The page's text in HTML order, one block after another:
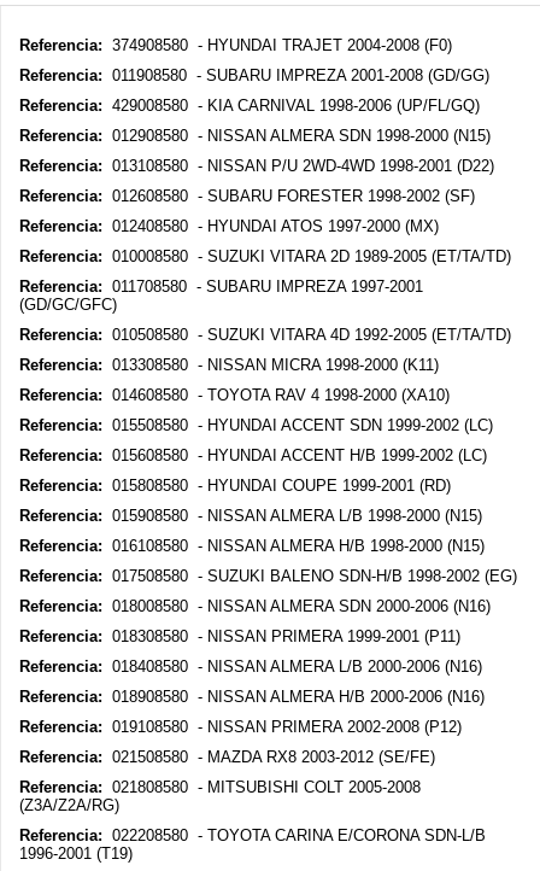
Referencia: 374908580 - HYUNDAI TRAJET 2004-2008 (F0)
Referencia: 011908580 - SUBARU IMPREZA 2001-2008 (GD/GG)
Referencia: 429008580 - KIA CARNIVAL 1998-2006 (UP/FL/GQ)
Referencia: 012908580 - NISSAN ALMERA SDN 1998-2000 (N15)
Referencia: 013108580 - NISSAN P/U 2WD-4WD 1998-2001 (D22)
Referencia: 012608580 - SUBARU FORESTER 1998-2002 (SF)
Referencia: 012408580 - HYUNDAI ATOS 1997-2000 (MX)
Referencia: 010008580 - SUZUKI VITARA 2D 1989-2005 (ET/TA/TD)
Referencia: 011708580 - SUBARU IMPREZA 1997-2001
(GD/GC/GFC)
Referencia: 010508580 - SUZUKI VITARA 4D 1992-2005 (ET/TA/TD)
Referencia: 013308580 - NISSAN MICRA 1998-2000 (K11)
Referencia: 014608580 - TOYOTA RAV 4 1998-2000 (XA10)
Referencia: 015508580 - HYUNDAI ACCENT SDN 1999-2002 (LC)
Referencia: 015608580 - HYUNDAI ACCENT H/B 1999-2002 (LC)
Referencia: 015808580 - HYUNDAI COUPE 1999-2001 (RD)
Referencia: 015908580 - NISSAN ALMERA L/B 1998-2000 (N15)
Referencia: 016108580 - NISSAN ALMERA H/B 1998-2000 (N15)
Referencia: 017508580 - SUZUKI BALENO SDN-H/B 1998-2002 (EG)
Referencia: 018008580 - NISSAN ALMERA SDN 2000-2006 (N16)
Referencia: 018308580 - NISSAN PRIMERA 1999-2001 (P11)
Referencia: 018408580 - NISSAN ALMERA L/B 2000-2006 (N16)
Referencia: 018908580 - NISSAN ALMERA H/B 2000-2006 (N16)
Referencia: 019108580 - NISSAN PRIMERA 2002-2008 (P12)
Referencia: 021508580 - MAZDA RX8 2003-2012 (SE/FE)
Referencia: 021808580 - MITSUBISHI COLT 2005-2008
(Z3A/Z2A/RG)
Referencia: 022208580 - TOYOTA CARINA E/CORONA SDN-L/B
1996-2001 (T19)